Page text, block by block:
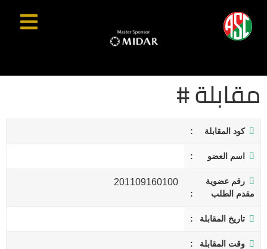
مقابلة #
كود المقابلة
اسم العضو
رقم عضوية
مقدم الطلب
201109160100
تاريخ المقابلة
وقت المقابلة